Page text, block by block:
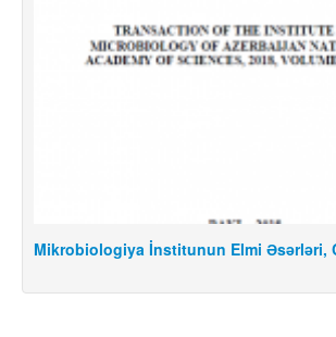
Mikrobiologiya İnstitunun Elmi Əsərləri,